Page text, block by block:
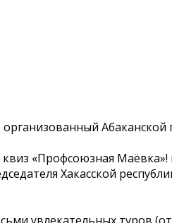
«Профсоюзная
Хакасской